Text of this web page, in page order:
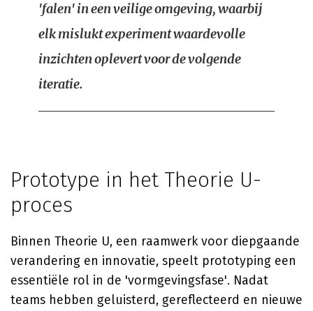
'falen' in een veilige omgeving, waarbij
elk mislukt experiment waardevolle
inzichten oplevert voor de volgende
iteratie.
Prototype in het Theorie U-
proces
Binnen Theorie U, een raamwerk voor diepgaande
verandering en innovatie, speelt prototyping een
essentiële rol in de 'vormgevingsfase'. Nadat
teams hebben geluisterd, gereflecteerd en nieuwe